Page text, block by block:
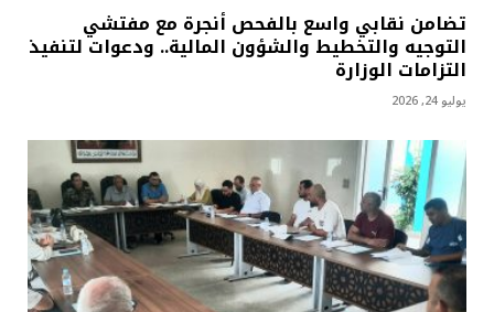
تضامن نقابي واسع بالفحص أنجرة مع مفتشي
التوجيه والتخطيط والشؤون المالية.. ودعوات لتنفيذ
التزامات الوزارة
يوليو 24, 2026